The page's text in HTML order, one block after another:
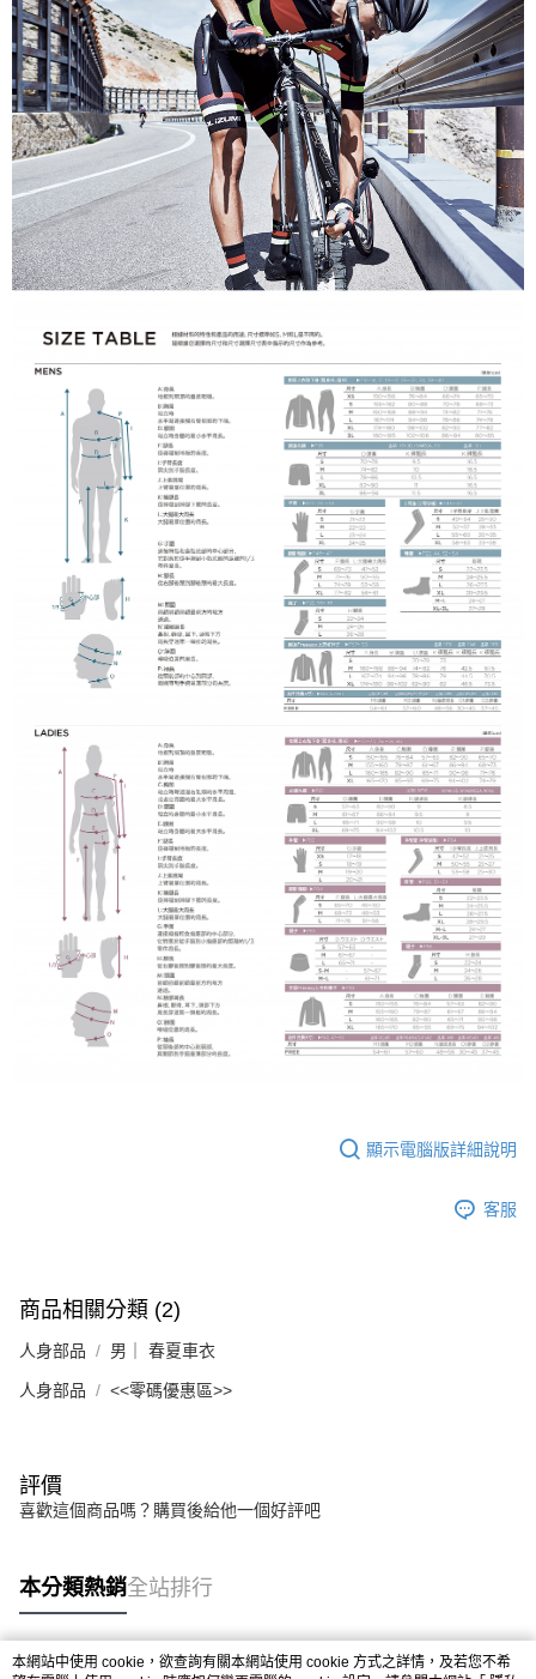
顯示電腦版詳細說明
客服
商品相關分類 (2)
人身部品 男｜ 春夏車衣
人身部品 <<零碼優惠區>>
評價
喜歡這個商品嗎？購買後給他一個好評吧
本分類熱銷全站排行
本網站中使用 cookie，欲查詢有關本網站使用 cookie 方式之詳情，及若您不希